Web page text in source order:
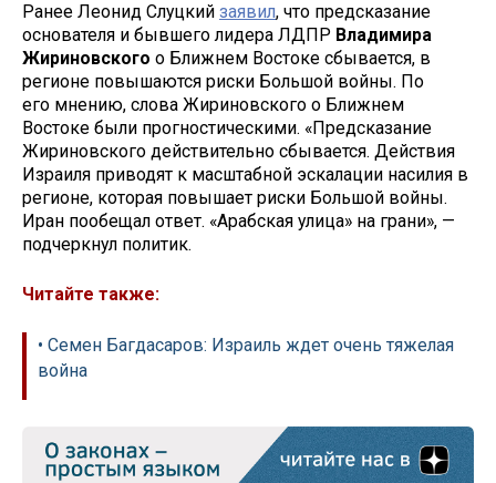
Ранее Леонид Слуцкий заявил, что предсказание
основателя и бывшего лидера ЛДПР Владимира
Жириновского о Ближнем Востоке сбывается, в
регионе повышаются риски Большой войны. По
его мнению, слова Жириновского о Ближнем
Востоке были прогностическими. «Предсказание
Жириновского действительно сбывается. Действия
Израиля приводят к масштабной эскалации насилия в
регионе, которая повышает риски Большой войны.
Иран пообещал ответ. «Арабская улица» на грани», —
подчеркнул политик.
Читайте также:
• Семен Багдасаров: Израиль ждет очень тяжелая
война